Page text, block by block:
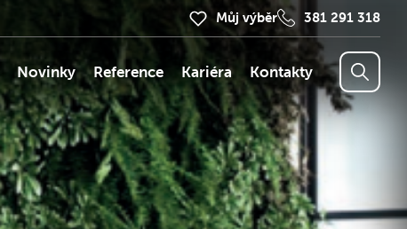
Můj výběr 381 291 318
Novinky Reference Kariéra Kontakty